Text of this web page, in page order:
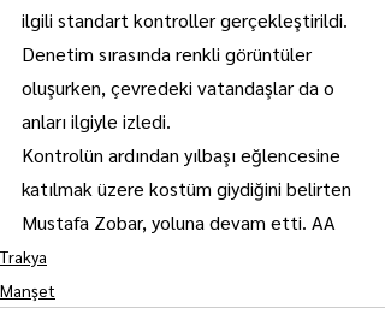
ilgili standart kontroller gerçekleştirildi.
Denetim sırasında renkli görüntüler
oluşurken, çevredeki vatandaşlar da o
anları ilgiyle izledi.
Kontrolün ardından yılbaşı eğlencesine
katılmak üzere kostüm giydiğini belirten
Mustafa Zobar, yoluna devam etti. AA
Trakya
Manşet